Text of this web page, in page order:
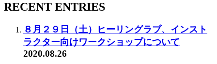
RECENT ENTRIES
８月２９日（土）ヒーリングラブ、インスト
ラクター向けワークショップについて
2020.08.26